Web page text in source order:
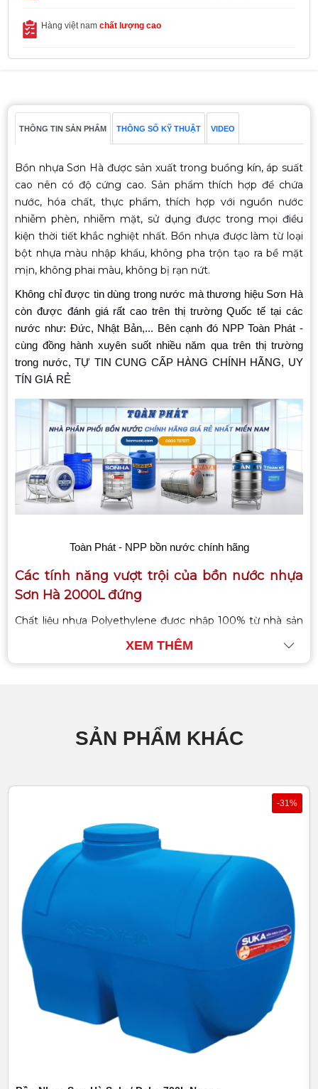
Hàng việt namchất lượng cao
THÔNG TIN SẢN PHẨM THÔNG SỐ KỸ THUẬT VIDEO
Bồn nhựa Sơn Hà được sản xuất trong buồng kín, áp suất
cao nên có độ cứng cao. Sản phẩm thích hợp để chứa
nước, hóa chất, thực phẩm, thích hợp với nguồn nước
nhiễm phèn, nhiễm mặt, sử dụng được trong mọi điều
kiện thời tiết khắc nghiệt nhất. Bồn nhựa được làm từ loại
bột nhựa màu nhập khẩu, không pha trộn tạo ra bề mặt
mịn, không phai màu, không bị rạn nứt.
Không chỉ được tin dùng trong nước mà thương hiệu Sơn Hà
còn được đánh giá rất cao trên thị trường Quốc tế tại các
nước như: Đức, Nhật Bản,... Bên cạnh đó NPP Toàn Phát -
cùng đồng hành xuyên suốt nhiều năm qua trên thị trường
trong nước, TỰ TIN CUNG CẤP HÀNG CHÍNH HÃNG, UY
TÍN GIÁ RẺ
Toàn Phát - NPP bồn nước chính hãng
Các tính năng vượt trội của bồn nước nhựa
Sơn Hà 2000L đứng
Chất liệu nhựa Polyethylene được nhập 100% từ nhà sản
xuất có uy tín tại Thái Lan với đặc tính không phai màu,
Mỹ hiện nay:
Lớp nhựa ngoài cùng được làm từ hạt nhựa xanh cao
Lớp nhựa thứ hai màu đen có tác dụng ngăn tia cực
tím, chống nấm mốc, giữ cho nguồn nước luôn trong
sạch, đây là công nghệ mới lần đầu tiên có mặt tại Việt
Lớp nhựa trong cùng với chất lượng nhựa tuyệt hảo,
có màu trắng như sữa, được nghiên cứu đặc biệt để
bảo vệ sức khỏe người tiêu dùng.
Bồn nhựa Sơn Hà đã được thử nghiệm và cấp chứng
nhận của Tổng cục tiêu chuẩn đo lường chất lượng về độ
cơ tính của sản phẩm (bao gồm bộ bền cao, chịu va đập,
độ bền uốn, độ cứng đảm bảo) và đảm bảo vệ sinh an
toàn thực phẩm. Bồn nhựa cao cấp thách thức thời gian
Thông số bồn nước nhựa Sơn Hà 2000L
XEM THÊM
SẢN PHẨM KHÁC
-31%